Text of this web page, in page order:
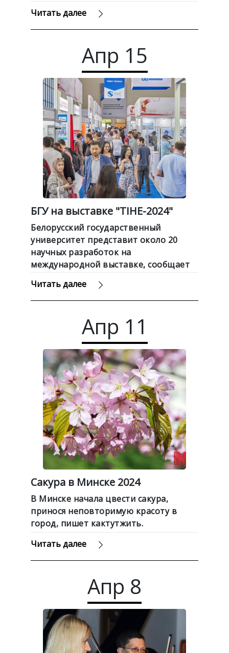
Читать далее
Апр 15
БГУ на выставке "TIHE-2024"
Белорусский государственный
университет представит около 20
научных разработок на
международной выставке, сообщает
Читать далее
Апр 11
Сакура в Минске 2024
В Минске начала цвести сакура,
принося неповторимую красоту в
город, пишет кактутжить.
Читать далее
Апр 8